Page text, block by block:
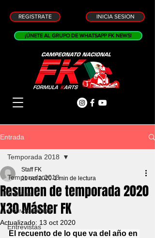
REGISTRATE INICIA SESION
¡ÚNETE AL GRUPO DE WHATSAPP FK NEWS!
Entrada
Temporada 2018
Noticias
Convocatorias
Entrevistas
Temporada 2018
Resumen de temporada 2020
X30 Máster FK
Staff FK
11 oct 2020 1 min de lectura
Actualizado: 13 oct 2020
El recuento de lo que va del año en